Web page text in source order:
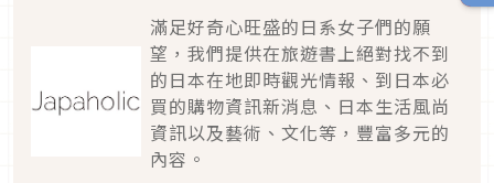
滿足好奇心旺盛的日系女子們的願
望，我們提供在旅遊書上絕對找不到
的日本在地即時觀光情報、到日本必
買的購物資訊新消息、日本生活風尚
資訊以及藝術、文化等，豐富多元的
內容。